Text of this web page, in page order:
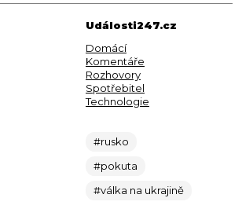
Události247.cz
Domácí
Komentáře
Rozhovory
Spotřebitel
Technologie
#rusko
#pokuta
#válka na ukrajině